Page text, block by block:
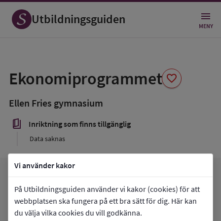
Vi använder kakor
På Utbildningsguiden använder vi kakor (cookies) för att
webbplatsen ska fungera på ett bra sätt för dig. Här kan
du välja vilka cookies du vill godkänna.
Utbildningsguiden MENY
Ekonomiprogrammet favorite
som
favorit
Ellen Fries gymnasium
book_5 Inriktning som finns tillgänglig
Data saknas
Gå tillEllen Fries gymnasiumarrow_forward
Mina favoriterfavorite